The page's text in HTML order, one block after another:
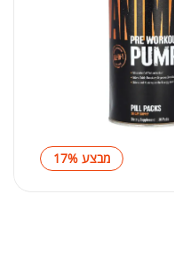
מבצע 17%